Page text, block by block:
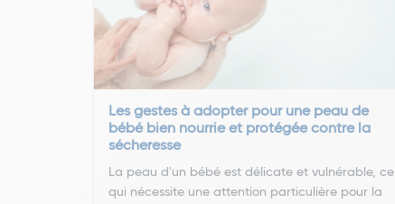
Les gestes à adopter pour une peau de
bébé bien nourrie et protégée contre la
sécheresse
La peau d'un bébé est délicate et vulnérable, ce
qui nécessite une attention particulière pour la